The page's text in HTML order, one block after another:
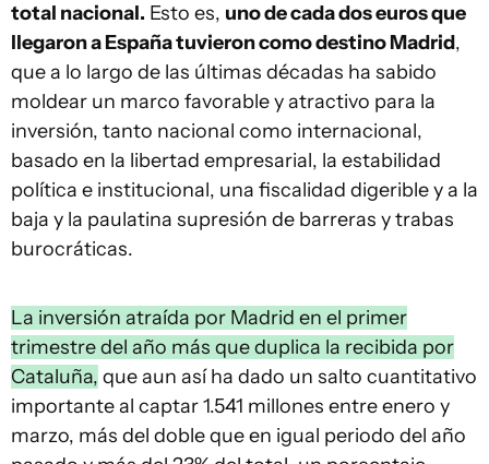
total nacional. Esto es, uno de cada dos euros que
llegaron a España tuvieron como destino Madrid,
que a lo largo de las últimas décadas ha sabido
moldear un marco favorable y atractivo para la
inversión, tanto nacional como internacional,
basado en la libertad empresarial, la estabilidad
política e institucional, una fiscalidad digerible y a la
baja y la paulatina supresión de barreras y trabas
burocráticas.
La inversión atraída por Madrid en el primer
trimestre del año más que duplica la recibida por
Cataluña, que aun así ha dado un salto cuantitativo
importante al captar 1.541 millones entre enero y
marzo, más del doble que en igual periodo del año